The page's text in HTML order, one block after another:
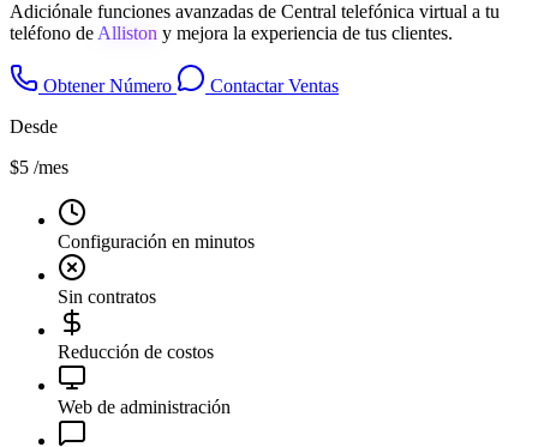
Adiciónale funciones avanzadas de Central telefónica virtual a tu
teléfono deAlliston y mejora la experiencia de tus clientes.
Obtener Número
Contactar Ventas
Desde
$5 /mes
Configuración en minutos
Sin contratos
Reducción de costos
Web de administración